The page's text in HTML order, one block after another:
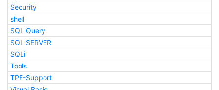
Security
shell
SQL Query
SQL SERVER
SQLi
Tools
TPF-Support